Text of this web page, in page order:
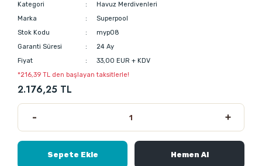
Kategori
Havuz Merdivenleri
Marka
Superpool
Stok Kodu
myp08
Garanti Süresi
24 Ay
Fiyat
33,00 EUR + KDV
*216,39 TL den başlayan taksitlerle!
2.176,25 TL
Sepete Ekle Hemen Al